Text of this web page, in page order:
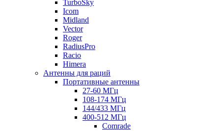
TurboSky
Icom
Midland
Vector
Roger
RadiusPro
Racio
Himera
Антенны для раций
Портативные антенны
27-60 МГц
108-174 МГц
144/433 МГц
400-512 МГц
Comrade